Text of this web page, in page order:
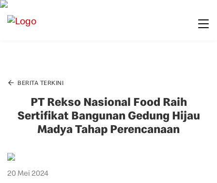
BERITA TERKINI
PT Rekso Nasional Food Raih
Sertifikat Bangunan Gedung Hijau
Madya Tahap Perencanaan
20 Mei 2024